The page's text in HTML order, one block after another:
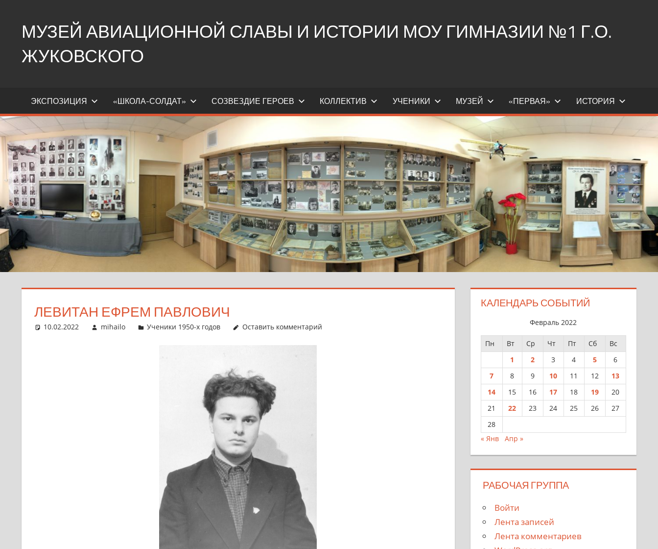
содержимому
МУЗЕЙ АВИАЦИОННОЙ СЛАВЫ И ИСТОРИИ МОУ ГИМНАЗИИ №1 Г.О.
ЖУКОВСКОГО
сайт
на
WordPress
ЭКСПОЗИЦИЯ «ШКОЛА-СОЛДАТ» СОЗВЕЗДИЕ ГЕРОЕВ КОЛЛЕКТИВ УЧЕНИКИ МУЗЕЙ «ПЕРВАЯ» ИСТОРИЯ
ЛЕВИТАН ЕФРЕМ ПАВЛОВИЧ
10.02.2022 mihailo Ученики 1950-х годов Оставить комментарий
КАЛЕНДАРЬ СОБЫТИЙ
Февраль 2022
Пн Вт Ср Чт Пт Сб
Вс
1
2 3 4 5
6
7
8 9 10 11 12
13
14
15 16 17 18 19
20
21
22 23 24 25 26
27
28
« Янв
Апр »
РАБОЧАЯ ГРУППА
Войти
Лента записей
Лента комментариев